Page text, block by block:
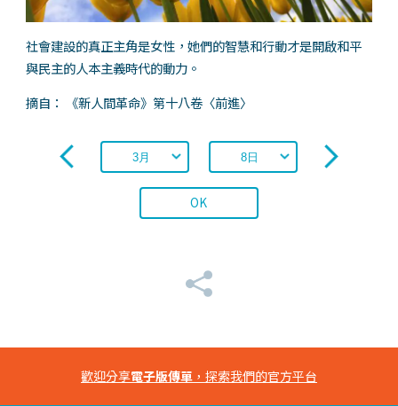
社會建設的真正主角是女性，她們的智慧和行動才是開啟和平
與民主的人本主義時代的動力。
摘自： 《新人間革命》第十八卷〈前進〉
OK
歡迎分享電子版傳單 ，探索我們的官方平台